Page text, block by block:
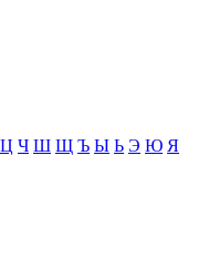
Ц Ч Ш Щ Ъ Ы Ь Э Ю Я